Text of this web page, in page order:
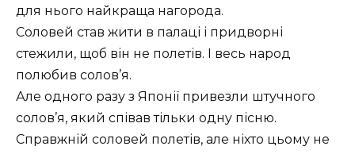
для нього найкраща нагорода.
Соловей став жити в палаці і придворні
стежили, щоб він не полетів. І весь народ
полюбив солов’я.
Але одного разу з Японії привезли штучного
солов’я, який співав тільки одну пісню.
Справжній соловей полетів, але ніхто цьому не